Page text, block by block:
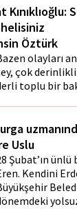
Kınıklıoğlu:
Öztürk
olayları
çok
toplu bir
Uslu
Şubat’ın
Kendini